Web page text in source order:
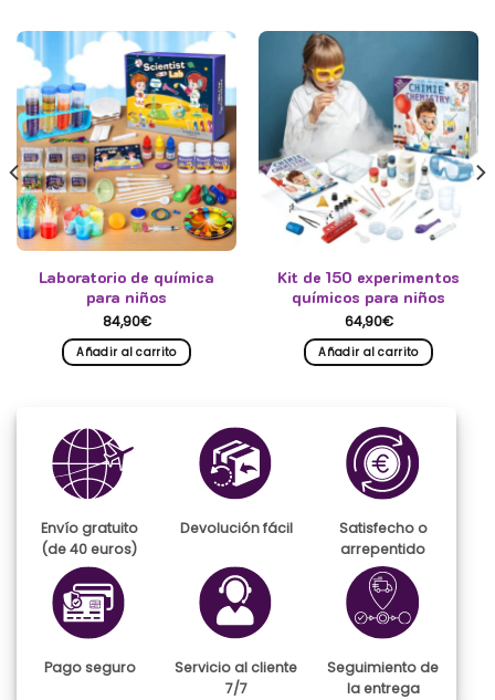
Laboratorio de química
para niños
84,90€
Añadir al carrito
Kit de 150 experimentos
químicos para niños
64,90€
Añadir al carrito
Envío gratuito
(de 40 euros)
Devolución fácil
Satisfecho o
arrepentido
Pago seguro
Servicio al cliente
7/7
Seguimiento de
la entrega